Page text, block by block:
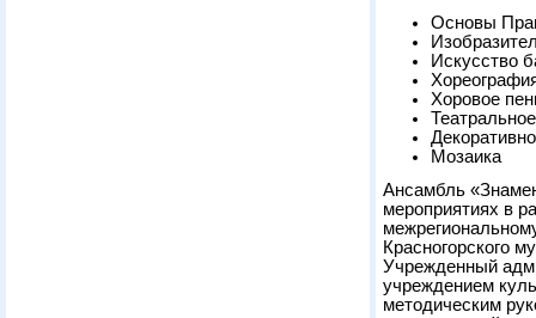
Основы
Искусство
Хоровое
Мозаика
Ансамбль
мероприятиях в
Красногорского
Учрежденный
учреждением
методическим